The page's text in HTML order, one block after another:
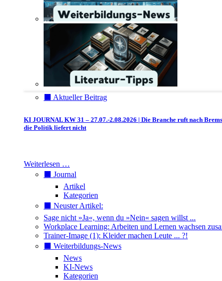
⬛️ Aktueller Beitrag
KI JOURNAL KW 31 – 27.07.-2.08.2026 | Die Branche ruft nach
die Politik liefert nicht
Weiterlesen …
⬛️ Journal
Artikel
Kategorien
⬛️ Neuster Artikel:
Sage nicht »Ja«, wenn du »Nein« sagen willst ...
Workplace Learning: Arbeiten und Lernen wachsen
Trainer-Image (1): Kleider machen Leute ... ?!
⬛️ Weiterbildungs-News
News
KI-News
Kategorien